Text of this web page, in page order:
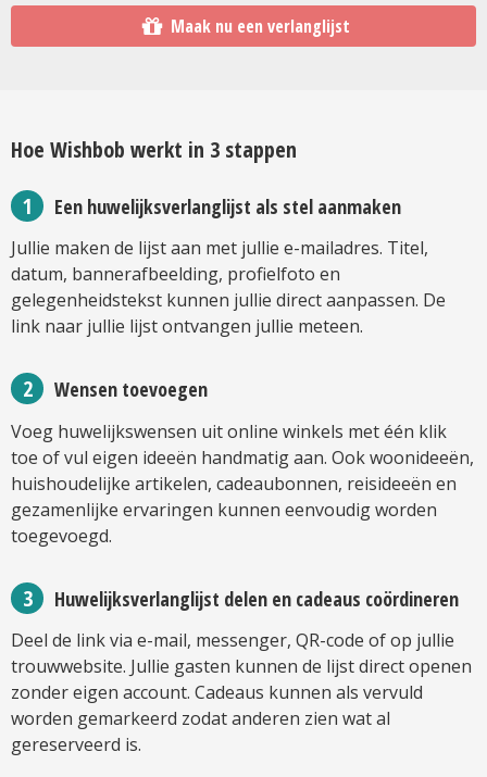
Maak nu een verlanglijst
Hoe Wishbob werkt in 3 stappen
Een huwelijksverlanglijst als stel aanmaken
Jullie maken de lijst aan met jullie e-mailadres. Titel,
datum, bannerafbeelding, profielfoto en
gelegenheidstekst kunnen jullie direct aanpassen. De
link naar jullie lijst ontvangen jullie meteen.
Wensen toevoegen
Voeg huwelijkswensen uit online winkels met één klik
toe of vul eigen ideeën handmatig aan. Ook woonideeën,
huishoudelijke artikelen, cadeaubonnen, reisideeën en
gezamenlijke ervaringen kunnen eenvoudig worden
toegevoegd.
Huwelijksverlanglijst delen en cadeaus coördineren
Deel de link via e-mail, messenger, QR-code of op jullie
trouwwebsite. Jullie gasten kunnen de lijst direct openen
zonder eigen account. Cadeaus kunnen als vervuld
worden gemarkeerd zodat anderen zien wat al
gereserveerd is.